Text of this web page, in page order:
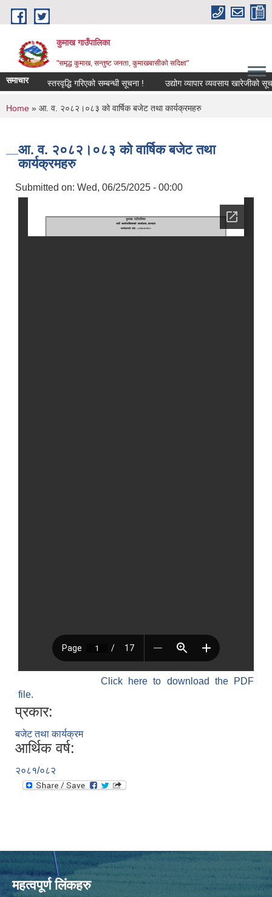
Skip to main content
कुमाख गाउँपालिका
"समृद्ध कुमाख, सन्तुष्ट जनता, कुमाखबासीको सदिक्षा"
समाचार स्तरवृद्धि गरिएको सम्बन्धी सूचना ! उद्योग व्यापार व्यवसाय खारेजीको सूचना !
You are here
Home » आ. व. २०८२।०८३ को वार्षिक बजेट तथा कार्यक्रमहरु
आ. व. २०८२।०८३ को वार्षिक बजेट तथा
कार्यक्रमहरु
Submitted on: Wed, 06/25/2025 - 00:00
Click here to download the PDF
file.
प्रकार:
बजेट तथा कार्यक्रम
आर्थिक वर्ष:
२०८१/०८२
महत्वपूर्ण लिंकहरु